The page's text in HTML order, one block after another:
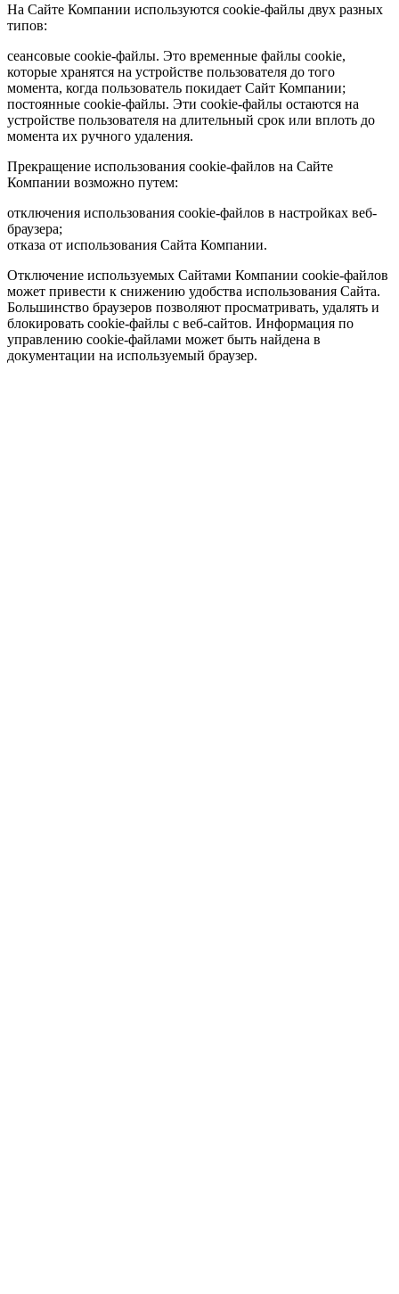
На Сайте Компании используются cookie-файлы двух разных
типов:
сеансовые cookie-файлы. Это временные файлы cookie,
которые хранятся на устройстве пользователя до того
момента, когда пользователь покидает Сайт Компании;
постоянные cookie-файлы. Эти cookie-файлы остаются на
устройстве пользователя на длительный срок или вплоть до
момента их ручного удаления.
Прекращение использования cookie-файлов на Сайте
Компании возможно путем:
отключения использования cookie-файлов в настройках веб-
браузера;
отказа от использования Сайта Компании.
Отключение используемых Сайтами Компании cookie-файлов
может привести к снижению удобства использования Сайта.
Большинство браузеров позволяют просматривать, удалять и
блокировать cookie-файлы c веб-сайтов. Информация по
управлению cookie-файлами может быть найдена в
документации на используемый браузер.